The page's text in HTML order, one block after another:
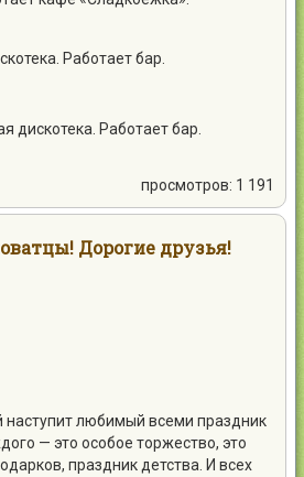
Работает бар.
дискотека. Работает бар.
просмотров: 1 191
Дорогие друзья!
наступит любимый всеми праздник
— это особое торжество, это
праздник детства. И всех